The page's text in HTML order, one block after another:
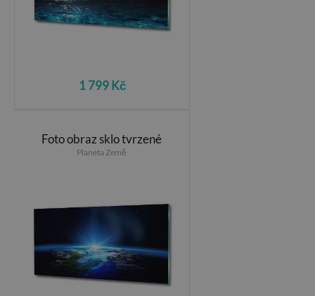
1 799 Kč
Foto obraz sklo tvrzené
Planeta Země